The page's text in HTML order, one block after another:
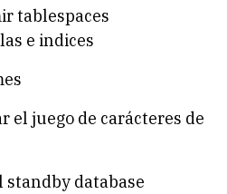
tablespaces
e indices
el juego de carácteres de
standby database